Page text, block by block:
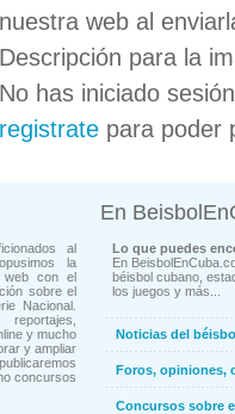
nuestra web al
Descripción para la
No has iniciado
registrate para poder
al
la
web con el
sobre el
Nacional.
y mucho
y ampliar
concursos
En
Lo que puedes
En
béisbol cubano,
los juegos y más...
Noticias del
Foros, opiniones,
Concursos sobre